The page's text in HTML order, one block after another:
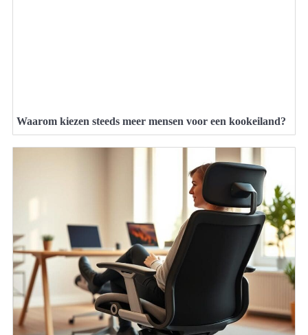
Waarom kiezen steeds meer mensen voor een kookeiland?